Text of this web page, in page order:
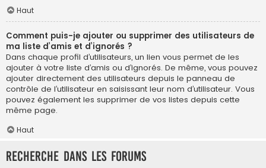
Haut
Comment puis-je ajouter ou supprimer des utilisateurs de
ma liste d’amis et d’ignorés ?
Dans chaque profil d’utilisateurs, un lien vous permet de les
ajouter à votre liste d’amis ou d’ignorés. De même, vous pouvez
ajouter directement des utilisateurs depuis le panneau de
contrôle de l’utilisateur en saisissant leur nom d’utilisateur. Vous
pouvez également les supprimer de vos listes depuis cette
même page.
Haut
Recherche dans les forums